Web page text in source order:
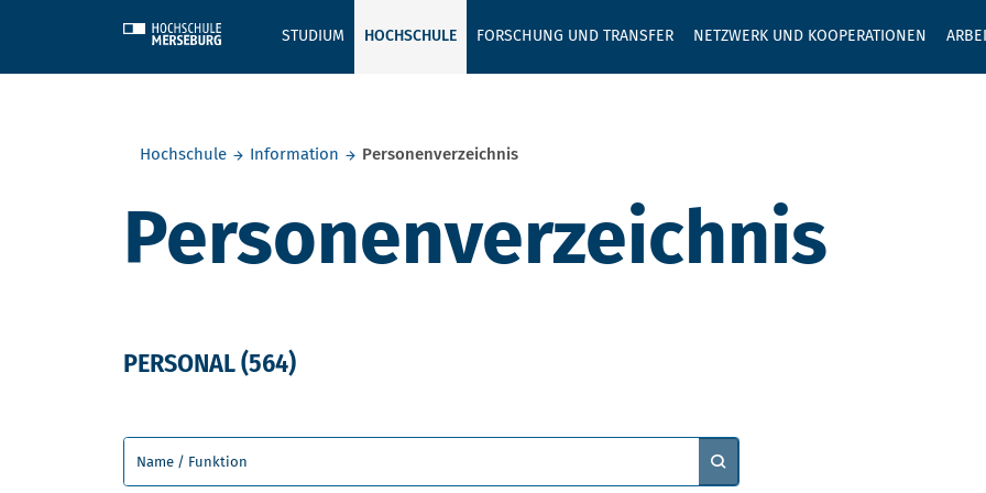
STUDIUM HOCHSCHULE FORSCHUNG UND TRANSFER NETZWERK UND KOOPERATIONEN
GEBEN SIE
Hochschule
Information Personenverzeichnis
Personenverzeichnis
PERSONAL(564)
Ihre gesuchte Person / Funktion